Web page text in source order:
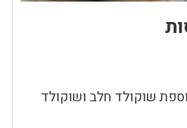
שוקולד חלב ושוקולד